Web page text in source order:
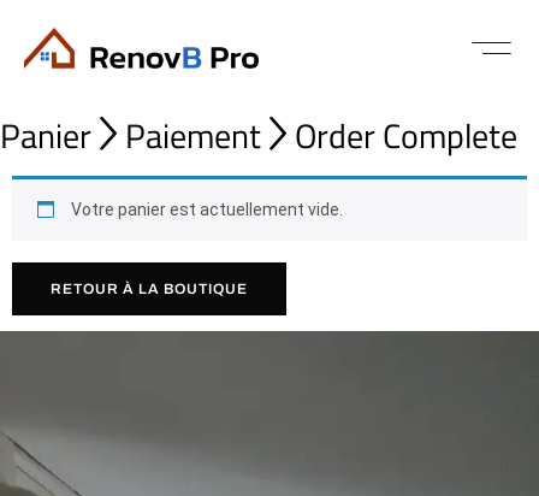
Panier  Paiement  Order Complete
Votre panier est actuellement vide.
RETOUR À LA BOUTIQUE